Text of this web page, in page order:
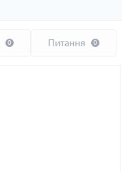
0 Питання 0